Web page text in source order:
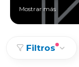
Mostrar más
Filtros